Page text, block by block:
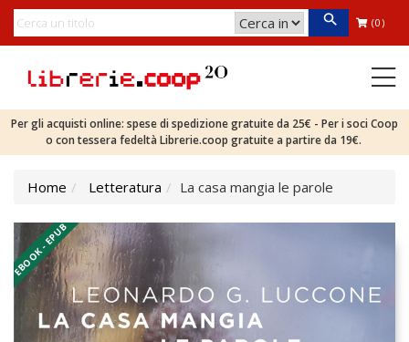
(0)
Per gli acquisti online: spese di spedizione gratuite da 25€ - Per i soci Coop
o con tessera fedeltà Librerie.coop gratuite a partire da 19€.
Home Letteratura La casa mangia le parole
EBOOK - EPUB